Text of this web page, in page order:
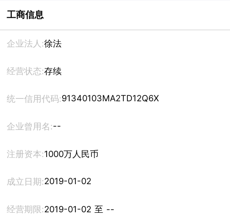
工商信息
企业法人:徐法
经营状态:存续
统一信用代码:91340103MA2TD12Q6X
企业曾用名:--
注册资本:1000万人民币
成立日期:2019-01-02
经营期限: 2019-01-02 至 --